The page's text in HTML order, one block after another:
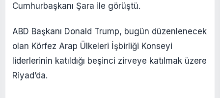
Cumhurbaşkanı Şara ile görüştü.
ABD Başkanı Donald Trump, bugün düzenlenecek
olan Körfez Arap Ülkeleri İşbirliği Konseyi
liderlerinin katıldığı beşinci zirveye katılmak üzere
Riyad’da.